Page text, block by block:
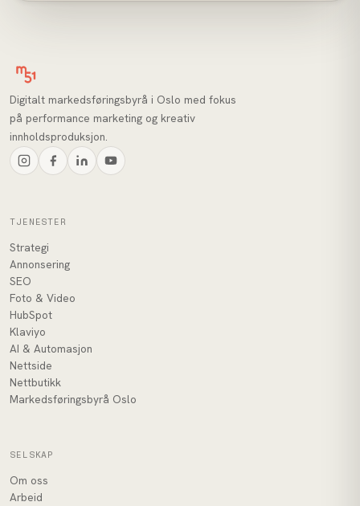
Digitalt markedsføringsbyrå i Oslo med fokus
på performance marketing og kreativ
innholdsproduksjon.
TJENESTER
Strategi
Annonsering
SEO
Foto & Video
HubSpot
Klaviyo
AI & Automasjon
Nettside
Nettbutikk
Markedsføringsbyrå Oslo
SELSKAP
Om oss
Arbeid